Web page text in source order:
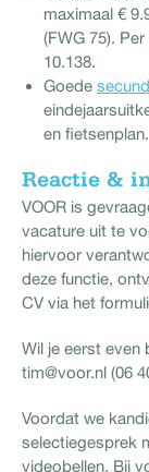
maximaal €
(FWG 75).
10.138.
Goede
en fietsenplan.
Reactie &
VOOR is
vacature uit te
hiervoor
deze functie,
CV via het
Wil je eerst even
tim@voor.nl (06
Voordat we
selectiegesprek
videobellen. Bij